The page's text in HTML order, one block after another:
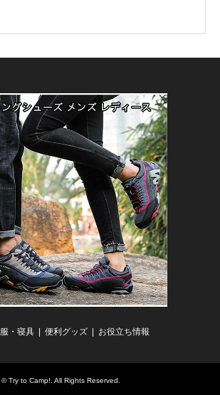
服・寝具 便利グッズ お役立ち情報
©Try to Camp! . All Rights Reserved.